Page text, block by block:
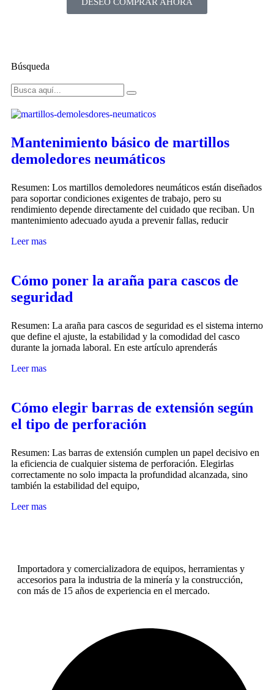
Búsqueda
Mantenimiento básico de martillos
demoledores neumáticos
Resumen: Los martillos demoledores neumáticos están diseñados
para soportar condiciones exigentes de trabajo, pero su
rendimiento depende directamente del cuidado que reciban. Un
mantenimiento adecuado ayuda a prevenir fallas, reducir
Leer mas
Cómo poner la araña para cascos de
seguridad
Resumen: La araña para cascos de seguridad es el sistema interno
que define el ajuste, la estabilidad y la comodidad del casco
durante la jornada laboral. En este artículo aprenderás
Leer mas
Cómo elegir barras de extensión según
el tipo de perforación
Resumen: Las barras de extensión cumplen un papel decisivo en
la eficiencia de cualquier sistema de perforación. Elegirlas
correctamente no solo impacta la profundidad alcanzada, sino
también la estabilidad del equipo,
Leer mas
Importadora y comercializadora de equipos, herramientas y
accesorios para la industria de la minería y la construcción,
con más de 15 años de experiencia en el mercado.